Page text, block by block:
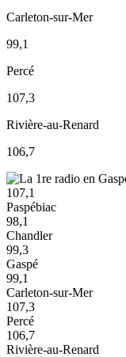
Carleton-sur-Mer
99,1
Percé
107,3
Rivière-au-Renard
106,7
107,1
Paspébiac
98,1
Chandler
99,3
Gaspé
99,1
Carleton-sur-Mer
107,3
Percé
106,7
Rivière-au-Renard